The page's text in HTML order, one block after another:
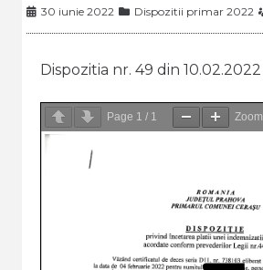
30 iunie 2022 Dispozitii primar 2022
Dispozitia nr. 49 din 10.02.2022
Page 1 / 1 Zoom